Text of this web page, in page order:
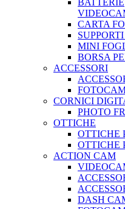
BATTERIE
CARTA
MINI
BORSA
ACCESSORI
CORNICI
PHOTO
OTTICHE
OTTICHE
OTTICHE
ACTION CAM
DASH